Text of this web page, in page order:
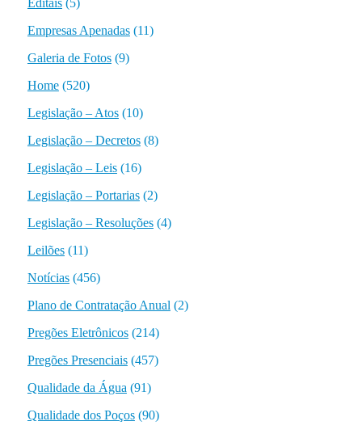
Empresas Apenadas(11)
Galeria de Fotos(9)
Home(520)
Legislação – Atos(10)
Legislação – Decretos(8)
Legislação – Leis(16)
Legislação – Portarias(2)
Legislação – Resoluções(4)
Leilões(11)
Notícias(456)
Plano de Contratação Anual (2)
Pregões Eletrônicos(214)
Pregões Presenciais(457)
Qualidade da Água (91)
Qualidade dos Poços(90)